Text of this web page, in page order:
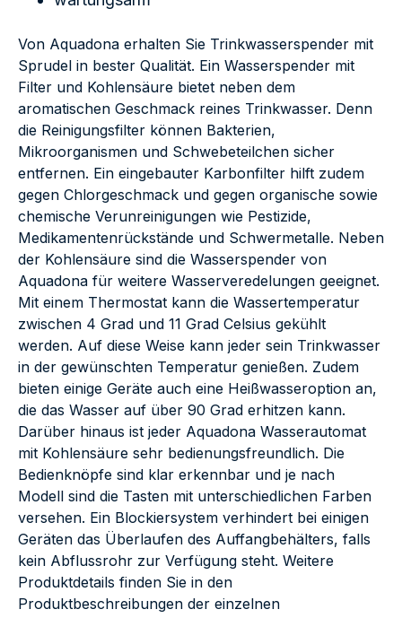
Von Aquadona erhalten Sie Trinkwasserspender mit
Sprudel in bester Qualität. Ein Wasserspender mit
Filter und Kohlensäure bietet neben dem
aromatischen Geschmack reines Trinkwasser. Denn
die Reinigungsfilter können Bakterien,
Mikroorganismen und Schwebeteilchen sicher
entfernen. Ein eingebauter Karbonfilter hilft zudem
gegen Chlorgeschmack und gegen organische sowie
chemische Verunreinigungen wie Pestizide,
Medikamentenrückstände und Schwermetalle. Neben
der Kohlensäure sind die Wasserspender von
Aquadona für weitere Wasserveredelungen geeignet.
Mit einem Thermostat kann die Wassertemperatur
zwischen 4 Grad und 11 Grad Celsius gekühlt
werden. Auf diese Weise kann jeder sein Trinkwasser
in der gewünschten Temperatur genießen. Zudem
bieten einige Geräte auch eine Heißwasseroption an,
die das Wasser auf über 90 Grad erhitzen kann.
Darüber hinaus ist jeder Aquadona Wasserautomat
mit Kohlensäure sehr bedienungsfreundlich. Die
Bedienknöpfe sind klar erkennbar und je nach
Modell sind die Tasten mit unterschiedlichen Farben
versehen. Ein Blockiersystem verhindert bei einigen
Geräten das Überlaufen des Auffangbehälters, falls
kein Abflussrohr zur Verfügung steht. Weitere
Produktdetails finden Sie in den
Produktbeschreibungen der einzelnen